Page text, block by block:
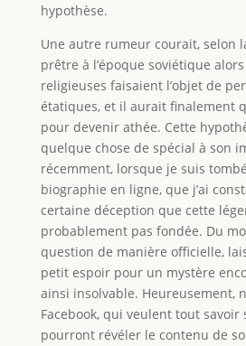
hypothèse.
Une autre rumeur courait, selon
prêtre à l’époque soviétique
religieuses faisaient l’objet de
étatiques, et il aurait finalement
pour devenir athée. Cette
quelque chose de spécial à son
récemment, lorsque je suis
biographie en ligne, que j’ai
certaine déception que cette
probablement pas fondée. Du
question de manière officielle,
petit espoir pour un mystère
ainsi insolvable. Heureusement,
Facebook, qui veulent tout savoir
pourront révéler le contenu de